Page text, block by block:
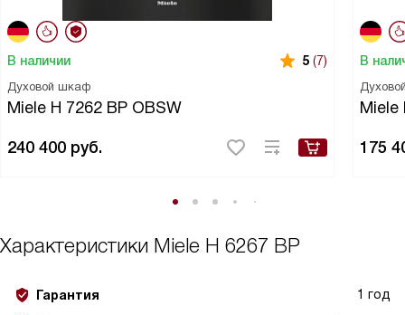
В наличии 5 (7)
Духовой шкаф
Miele H 7262 BP OBSW
240 400 руб.
В
Miele
175
Характеристики Miele H 6267 BP
Гарантия 1 год